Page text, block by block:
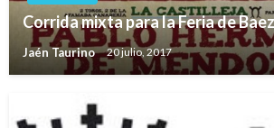
Corrida mixta para la Feria de
Jaén Taurino 20 julio, 2017